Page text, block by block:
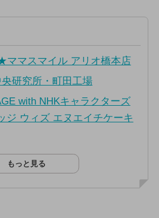
マスマイル アリオ橋本店
研究所・町田工場
with NHKキャラクターズ
ジ ウィズ エヌエイチケーキ
もっと見る